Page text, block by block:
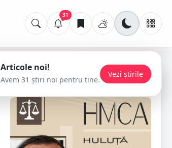
31
📢 Publicitate
Articole noi!
Avem 31 știri noi pentru tine.
Vezi știrile